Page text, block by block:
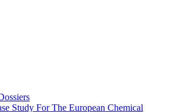
Study For The European Chemical